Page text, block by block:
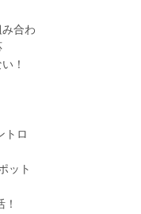
合わ
！
トロ
ット